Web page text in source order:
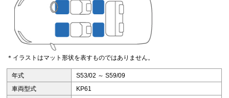
＊イラストはマット形状を表すものではありません。
年式
S53/02 ～ S59/09
車両型式
KP61